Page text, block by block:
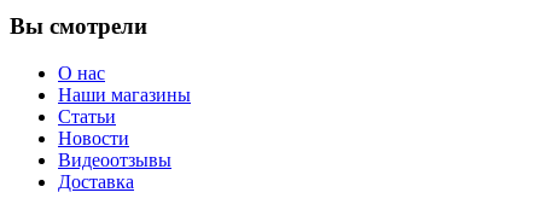
Вы смотрели
О нас
Наши магазины
Статьи
Новости
Видеоотзывы
Доставка